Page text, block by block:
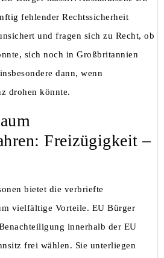
fehlender Rechtssicherheit
und fragen sich zu Recht, ob
sich noch in Großbritannien
dann, wenn
drohen könnte.
Freizügigkeit –
bietet die verbriefte
vielfältige Vorteile. EU Bürger
innerhalb der EU
frei wählen. Sie unterliegen